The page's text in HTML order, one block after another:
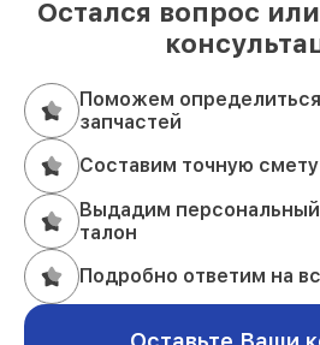
Остался вопрос
Поможем
запчастей
Составим точную
Выдадим
талон
Подробно ответим на